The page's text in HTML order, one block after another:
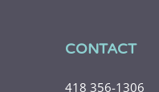
CONTACT
418 356-1306